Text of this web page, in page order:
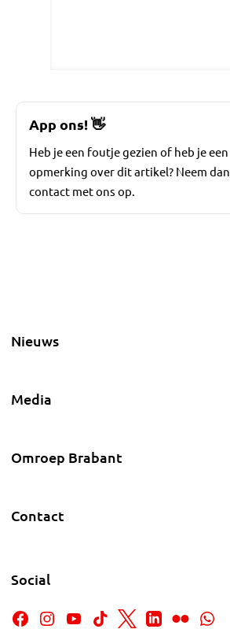
App ons!👋
Heb je een foutje gezien of heb je een
opmerking over dit artikel? Neem dan
contact met ons op.
Nieuws
Media
Omroep Brabant
Contact
Social